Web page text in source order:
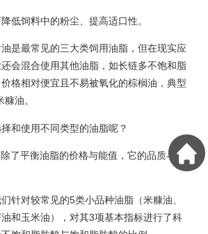
饲料中的粉尘、提高适口性。
最常见的三大类饲用油脂，但在现实应
会混合使用其他油脂，如长链多不饱和脂
格相对便宜且不易被氧化的棕榈油，典型
油。
使用不同类型的油脂呢？
平衡油脂的价格与能值，它的品质与脂
对较常见的5类小品种油脂（米糠油、
和玉米油），对其3项基本指标进行了科